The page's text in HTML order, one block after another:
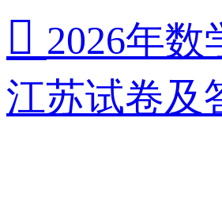
 2026年数
江苏试卷及